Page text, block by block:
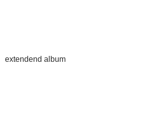
extendend album